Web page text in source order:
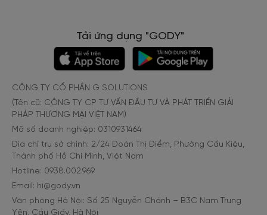
Tải ứng dụng "GODY"
CÔNG TY CỔ PHẦN G SOLUTIONS
(Tên cũ: CÔNG TY CP TƯ VẤN ĐẦU TƯ VÀ PHÁT TRIỂN GIẢI
PHÁP THƯƠNG MẠI VIỆT NAM)
Mã số doanh nghiệp: 0310931464
Địa chỉ trụ sở chính: 2/24 Đoàn Thị Điểm, Phường Cầu Kiệu,
Thành phố Hồ Chí Minh, Việt Nam
Hotline: 0938.002.969
Email: hi@gody.vn
Văn phòng Hà Nội: Số 25 Nguyễn Chánh – B3C Nam Trung
Yên, Cầu Giấy, Hà Nội